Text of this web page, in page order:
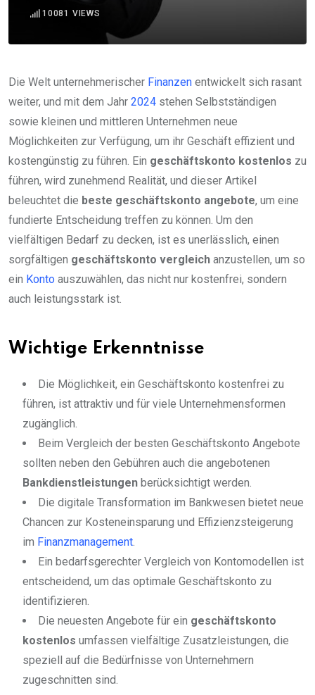
10081 VIEWS
Die Welt unternehmerischer Finanzen entwickelt sich rasant
weiter, und mit dem Jahr 2024 stehen Selbstständigen
sowie kleinen und mittleren Unternehmen neue
Möglichkeiten zur Verfügung, um ihr Geschäft effizient und
kostengünstig zu führen. Ein geschäftskonto kostenlos zu
führen, wird zunehmend Realität, und dieser Artikel
beleuchtet die beste geschäftskonto angebote, um eine
fundierte Entscheidung treffen zu können. Um den
vielfältigen Bedarf zu decken, ist es unerlässlich, einen
sorgfältigen geschäftskonto vergleich anzustellen, um so
ein Konto auszuwählen, das nicht nur kostenfrei, sondern
auch leistungsstark ist.
Wichtige Erkenntnisse
Die Möglichkeit, ein Geschäftskonto kostenfrei zu
führen, ist attraktiv und für viele Unternehmensformen
zugänglich.
Beim Vergleich der besten Geschäftskonto Angebote
sollten neben den Gebühren auch die angebotenen
Bankdienstleistungen berücksichtigt werden.
Die digitale Transformation im Bankwesen bietet neue
Chancen zur Kosteneinsparung und Effizienzsteigerung
im Finanzmanagement.
Ein bedarfsgerechter Vergleich von Kontomodellen ist
entscheidend, um das optimale Geschäftskonto zu
identifizieren.
Die neuesten Angebote für ein geschäftskonto
kostenlos umfassen vielfältige Zusatzleistungen, die
speziell auf die Bedürfnisse von Unternehmern
zugeschnitten sind.